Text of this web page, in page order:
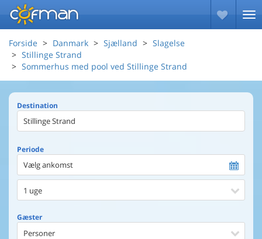
Forside Danmark Sjælland
Slagelse
Stillinge Strand
Sommerhus med pool ved Stillinge Strand
Destination
Periode
Vælg ankomst
1 uge
Gæster
Personer